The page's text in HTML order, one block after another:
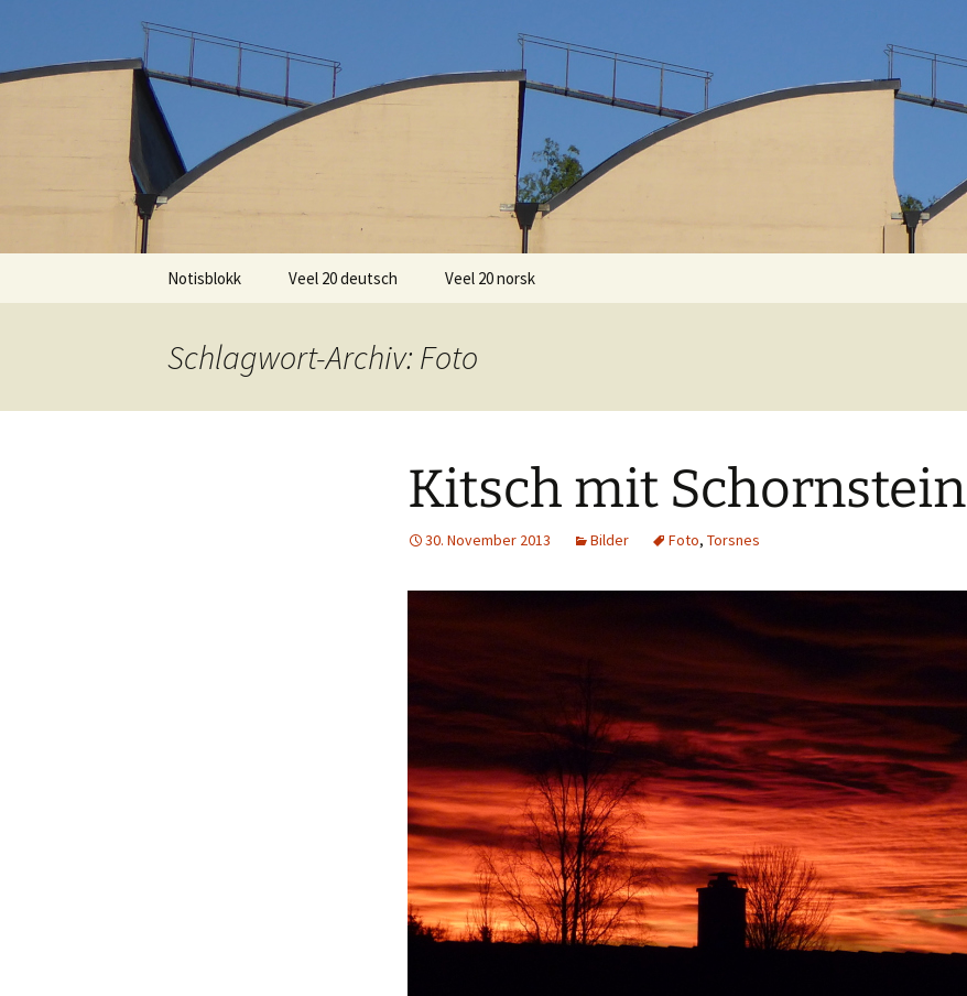
springen
Notisblokk Veel 20 deutsch Veel 20 norsk
Schlagwort-Archiv: Foto
Kitsch mit Schornstein
30. November 2013 Bilder Foto, Torsnes